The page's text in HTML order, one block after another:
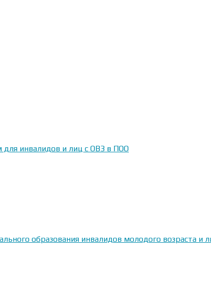
для инвалидов и лиц с ОВЗ в ПОО
образования инвалидов молодого возраста